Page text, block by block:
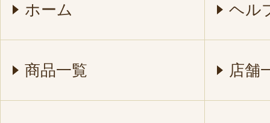
ホーム ヘル
商品一覧 店舗